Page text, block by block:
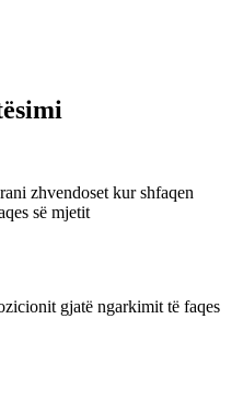
zhvendoset kur shfaqen
së mjetit
gjatë ngarkimit të faqes